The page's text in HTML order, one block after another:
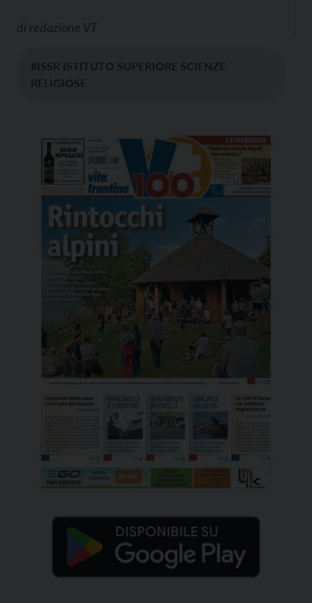
di redazione VT
#ISSR ISTITUTO SUPERIORE SCIENZE
RELIGIOSE